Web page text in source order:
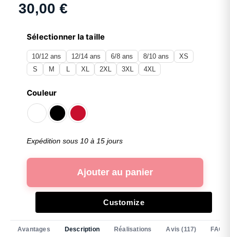
30,00 €
Sélectionner la taille
10/12 ans 12/14 ans 6/8 ans 8/10 ans
XS
S
M L XL 2XL 3XL 4XL
Couleur
Expédition sous 10 à 15 jours
Ajouter au panier
Customize
Avantages Description Réalisations Avis (117) FAQ